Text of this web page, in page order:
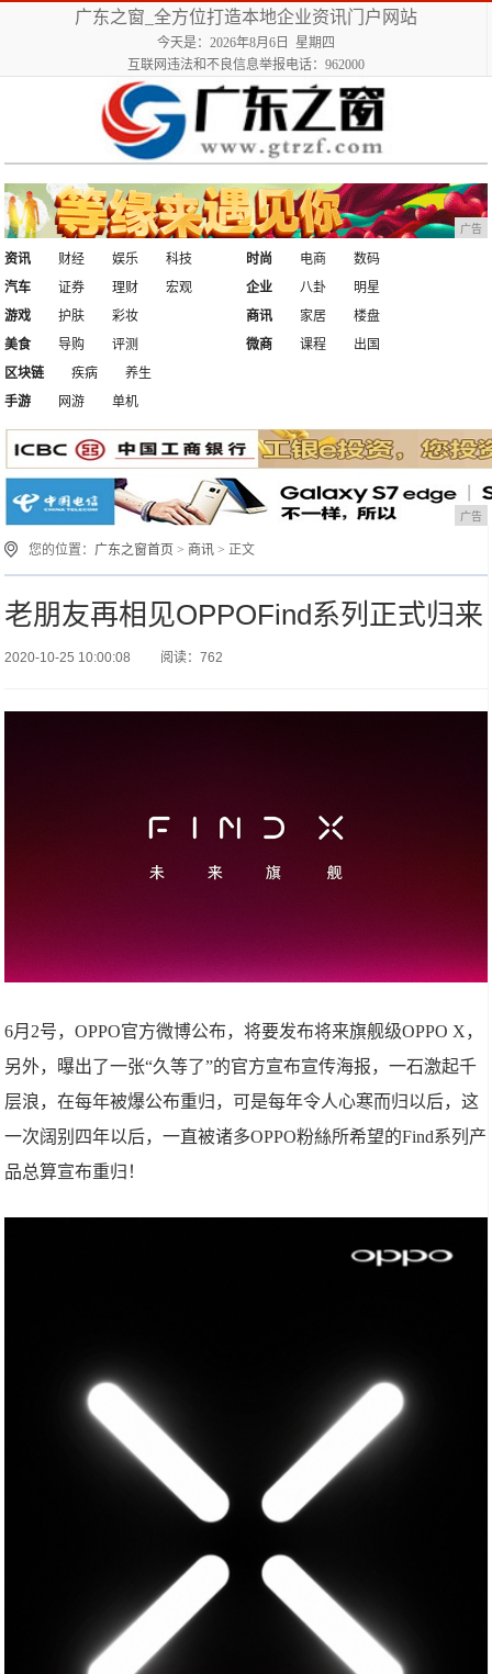
广东之窗_全方位打造本地企业资讯门户网站
今天是：2026年8月6日 星期四
互联网违法和不良信息举报电话：962000
广告
资讯 财经 娱乐
科技
汽车
证券 理财 宏观
时尚 电商
数码
企业
八卦
明星
游戏
护肤
彩妆
美食
导购 评测
商讯 家居
楼盘
微商
课程
出国
区块链
疾病
养生
手游
网游 单机
广告
您的位置： 广东之窗首页 > 商讯 > 正文
老朋友再相见OPPOFind系列正式归来
2020-10-25 10:00:08 阅读：762
6月2号，OPPO官方微博公布，将要发布将来旗舰级OPPO X，
另外，曝出了一张“久等了”的官方宣布宣传海报，一石激起千
层浪，在每年被爆公布重归，可是每年令人心寒而归以后，这
一次阔别四年以后，一直被诸多OPPO粉絲所希望的Find系列产
品总算宣布重归！